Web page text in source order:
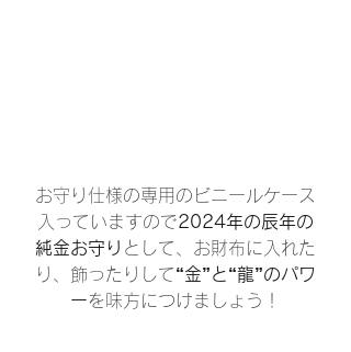
お守り仕様の専用のビニールケース
入っていますので2024年の辰年の
純金お守り として、お財布に入れた
り、飾ったりして“金”と“龍”のパワ
ーを味方につけましょう！